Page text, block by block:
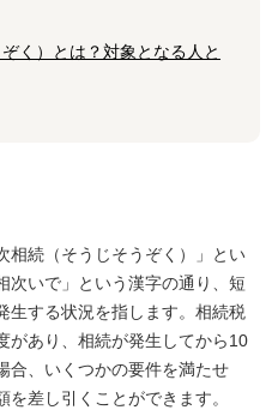
く）とは？対象となる人と
相続（そうじそうぞく）」とい
次いで」という漢字の通り、短
生する状況を指します。相続税
があり、相続が発生してから10
合、いくつかの要件を満たせ
差し引くことができます。